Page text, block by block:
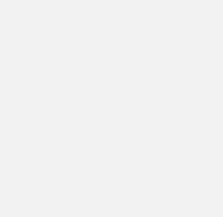
возобновить эту
оптимизации для адаптации
нагрузок приложений: